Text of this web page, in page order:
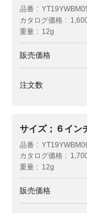
品番
カタログ価格
重量
12g
販売価格
注文数
サイズ；６イン
品番
カタログ価格
重量
12g
販売価格